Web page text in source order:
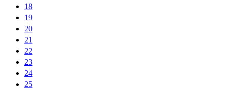
18
19
20
21
22
23
24
25